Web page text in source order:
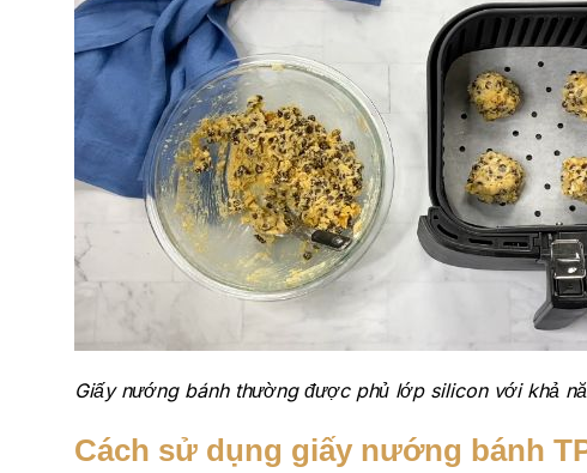
Giấy nướng bánh thường được phủ lớp silicon với khả
Cách sử dụng giấy nướng bánh